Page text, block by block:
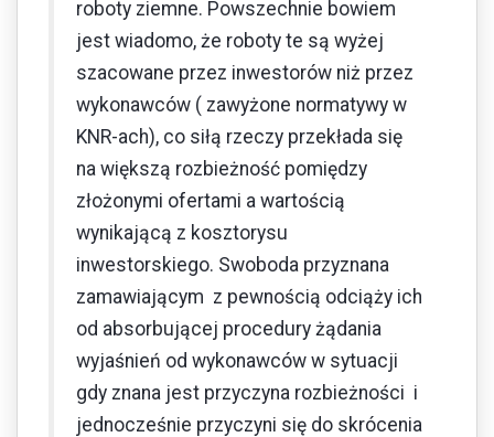
roboty ziemne. Powszechnie bowiem
jest wiadomo, że roboty te są wyżej
szacowane przez inwestorów niż przez
wykonawców ( zawyżone normatywy w
KNR-ach), co siłą rzeczy przekłada się
na większą rozbieżność pomiędzy
złożonymi ofertami a wartością
wynikającą z kosztorysu
inwestorskiego. Swoboda przyznana
zamawiającym z pewnością odciąży ich
od absorbującej procedury żądania
wyjaśnień od wykonawców w sytuacji
gdy znana jest przyczyna rozbieżności i
jednocześnie przyczyni się do skrócenia